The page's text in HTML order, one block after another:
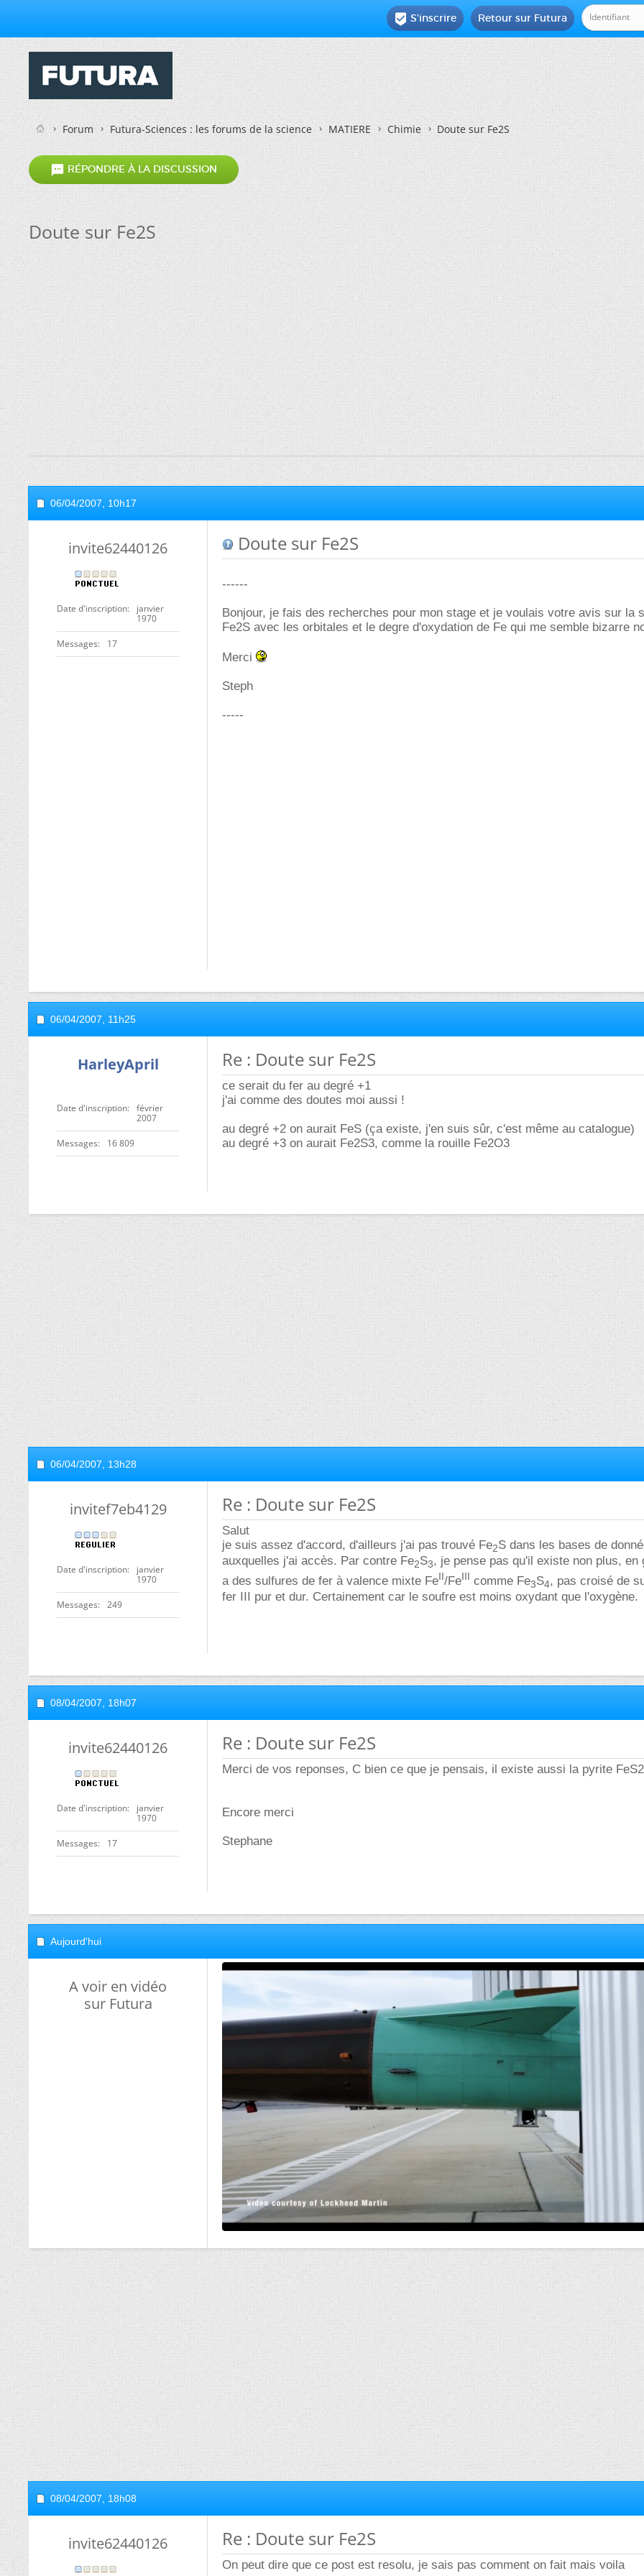
Retour sur Futura
 S'inscrire
Forum Futura-Sciences : les forums de la science MATIERE Chimie Doute sur Fe2S
 RÉPONDRE À LA DISCUSSION
Doute sur Fe2S
06/04/2007, 10h17
invite62440126
Date d'inscription
janvier
1970
Messages 17
Doute sur Fe2S
------
Bonjour, je fais des recherches pour mon stage et je voulais votre avis sur la
Fe2S avec les orbitales et le degre d'oxydation de Fe qui me semble bizarre
Merci
Steph
-----
06/04/2007, 11h25
HarleyApril
Date d'inscription
février
2007
Messages 16 809
Re : Doute sur Fe2S
ce serait du fer au degré +1
j'ai comme des doutes moi aussi !
au degré +2 on aurait FeS (ça existe, j'en suis sûr, c'est même au catalogue)
au degré +3 on aurait Fe2S3, comme la rouille Fe2O3
06/04/2007, 13h28
invitef7eb4129
Date d'inscription
janvier
1970
Messages 249
Re : Doute sur Fe2S
Salut
je suis assez d'accord, d'ailleurs j'ai pas trouvé Fe2S dans les bases de
auxquelles j'ai accès. Par contre Fe2S3, je pense pas qu'il existe non plus, en
a des sulfures de fer à valence mixte FeII/FeIII comme Fe3S4, pas croisé de
fer III pur et dur. Certainement car le soufre est moins oxydant que l'oxygène.
08/04/2007, 18h07
invite62440126
Date d'inscription
janvier
1970
Messages 17
Re : Doute sur Fe2S
Merci de vos reponses, C bien ce que je pensais, il existe aussi la pyrite
Encore merci
Stephane
Aujourd'hui
A voir en vidéo
sur Futura
08/04/2007, 18h08
invite62440126 Re : Doute sur Fe2S
On peut dire que ce post est resolu, je sais pas comment on fait mais voila